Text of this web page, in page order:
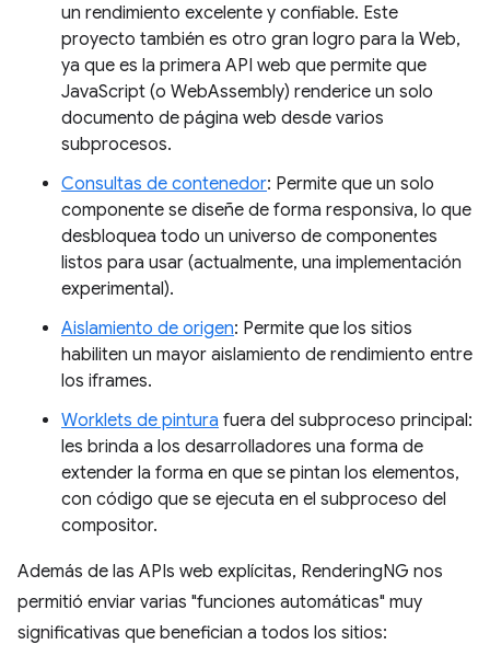
un rendimiento excelente y confiable. Este
proyecto también es otro gran logro para la Web,
ya que es la primera API web que permite que
JavaScript (o WebAssembly) renderice un solo
documento de página web desde varios
subprocesos.
Consultas de contenedor: Permite que un solo
componente se diseñe de forma responsiva, lo que
desbloquea todo un universo de componentes
listos para usar (actualmente, una implementación
experimental).
Aislamiento de origen: Permite que los sitios
habiliten un mayor aislamiento de rendimiento entre
los iframes.
Worklets de pintura fuera del subproceso principal:
les brinda a los desarrolladores una forma de
extender la forma en que se pintan los elementos,
con código que se ejecuta en el subproceso del
compositor.
Además de las APIs web explícitas, RenderingNG nos
permitió enviar varias "funciones automáticas" muy
significativas que benefician a todos los sitios: